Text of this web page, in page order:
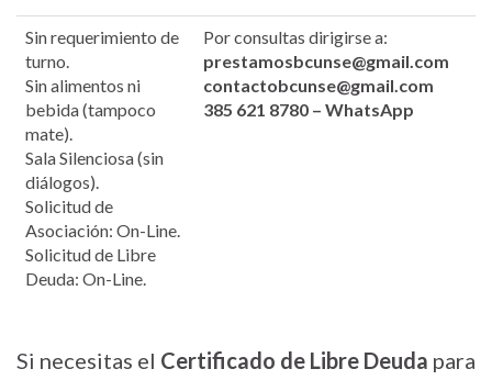
Sin requerimiento de
turno.
Sin alimentos ni
bebida (tampoco
mate).
Sala Silenciosa (sin
diálogos).
Solicitud de
Asociación: On-Line.
Solicitud de Libre
Deuda: On-Line.
Por consultas dirigirse a:
prestamosbcunse@gmail.com
contactobcunse@gmail.com
385 621 8780 – WhatsApp
Si necesitas el Certificado de Libre Deuda para